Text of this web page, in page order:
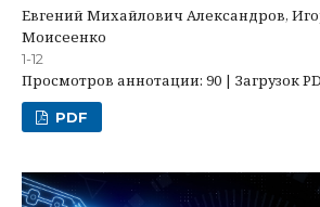
Евгений Михайлович Александров,
Моисеенко
1-12
Просмотров аннотации: 90 | Загрузок
PDF